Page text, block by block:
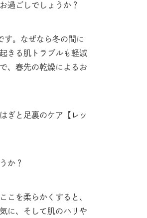
過ごしでしょうか？
す。なぜなら冬の間に
きる肌トラブルも軽減
、春先の乾燥によるお
ぎと足裏のケア【レッ
か？
こを柔らかくすると、
に、そして肌のハリや